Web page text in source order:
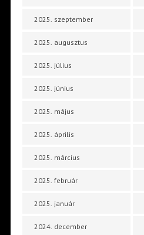
2025. szeptember
2025. augusztus
2025. július
2025. június
2025. május
2025. április
2025. március
2025. február
2025. január
2024. december